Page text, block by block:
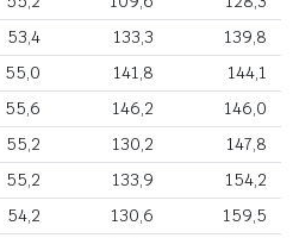
53,4 133,3
139,8
55,0 141,8
144,1
55,6 146,2
146,0
55,2 130,2
147,8
55,2 133,9
154,2
54,2 130,6
159,5